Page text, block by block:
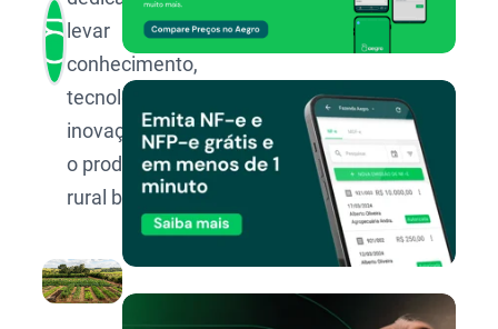
levar
conhecimento,
tecnologia e
inovação para
o produtor
rural brasileiro.